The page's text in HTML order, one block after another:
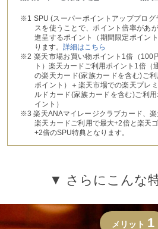
※1 SPU (スーパーポイントアッププログ
スを使うことで、ポイント倍率があ
進呈するポイント（期間限定ポイン
ります。詳細はこちら
※2 楽天市場お買い物ポイント1倍（100
ト）楽天カードご利用ポイント1倍（
の楽天カード(家族カードを含む)ご
ポイント）＋楽天市場での楽天プレ
ルドカード(家族カードを含む)ご利
イント）
※3 楽天ANAマイレージクラブカード、楽
楽天カードご利用で最大+2倍と楽天
+2倍のSPU特典となります。
▼ さらにこんな
メリット 1